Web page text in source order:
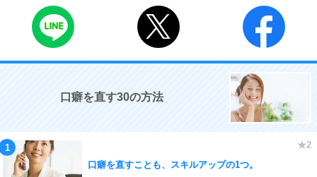
口癖を直す30の方法
口癖を直すことも、スキルアップの1つ。